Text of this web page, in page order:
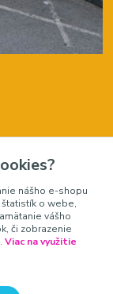
nášho e-shopu
o webe,
vášho
či zobrazenie
Viac na využitie